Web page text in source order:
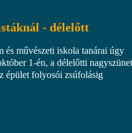
- délelőtt
és művészeti iskola tanárai úgy
1-én, a délelőtti
épület folyosói zsúfolásig